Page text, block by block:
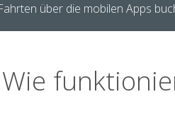
über die mobilen Apps
Wie